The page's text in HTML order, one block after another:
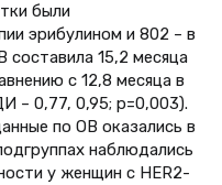
были
эрибулином и 802 – в
составила 15,2 месяца
с 12,8 месяца в
– 0,77, 0,95; р=0,003).
по ОВ оказались в
наблюдались
у женщин с HER2-